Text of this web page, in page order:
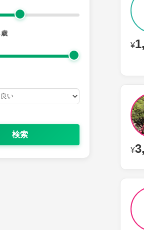
歳
検索
¥
¥